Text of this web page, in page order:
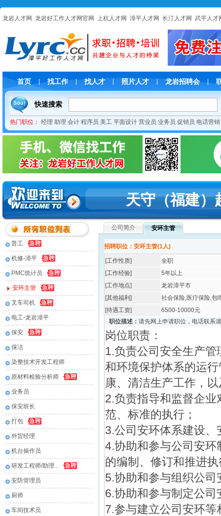
龙岩人才网 龙岩好工作人才网官网 上杭人才网 漳平人才网 长汀人才网 武平人才
首页 找工作 | 找人才 照片人才 龙岩招聘会 |
快速搜索
热门职位： 经理 助理 会计 程序员 美工 平面设计 营业员 业务员 促销员 电话营销
天守（福建）
普工
机修-漳平
PMC统计员
安环主管
叉车司机
电工-龙岩漳平
保安
保洁
染整技术开发工程师
原材料检验分析师
业务员
保安班长
打包
外贸经理
机台操作员
研发工程师/助理...
安防管理员
厨师
车间技术员
公司简介 安环主管
招聘职位：安环主管(1人)
[工作性质]
全职
[工作经验]
5年以上
[工作地点]
龙岩漳平市
[其他福利]
社会保险,医疗保险,包
[待遇工资]
6500-10000元
职位描述： 请先网上申请职位，电话联系
岗位职责：
1.负责公司安全生产
和环境保护体系的运
康、清洁生产工作，
2.负责指导和监督企
范、标准的执行；
3.公司安环体系建设
4.协助和参与公司安
的编制、修订和推进
5.协助和参与组织公
6.协助和参与制定公
7.参与建立公司安环